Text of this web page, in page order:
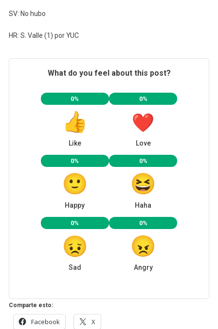
SV: No hubo
HR: S. Valle (1) por YUC
What do you feel about this post?
0%
Like
0%
Love
0%
Happy
0%
Haha
0%
Sad
0%
Angry
Comparte esto:
Facebook X